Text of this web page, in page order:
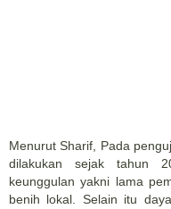
Menurut Sharif, Pada
dilakukan sejak tahun
keunggulan yakni lama
benih lokal. Selain itu